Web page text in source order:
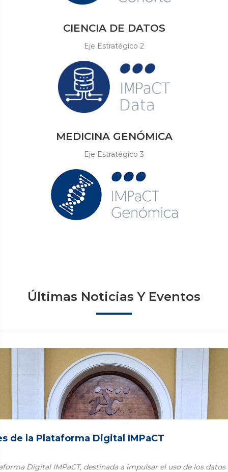
CIENCIA DE DATOS
Eje Estratégico 2
MEDICINA GENÓMICA
Eje Estratégico 3
Últimas Noticias Y Eventos
de la Plataforma Digital IMPaCT
Digital IMPaCT, destinada a impulsar el uso de los